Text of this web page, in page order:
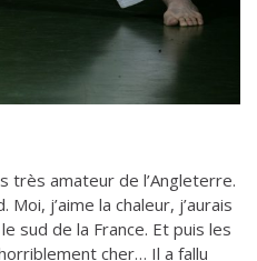
très amateur de l’Angleterre.
j’aime la chaleur, j’aurais
sud de la France. Et puis les
cher… Il a fallu